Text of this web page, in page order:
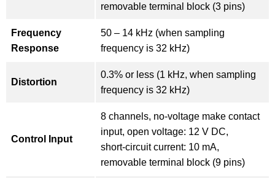
removable terminal block (3 pins)
Frequency
Response
50 – 14 kHz (when sampling
frequency is 32 kHz)
Distortion
0.3% or less (1 kHz, when sampling
frequency is 32 kHz)
Control Input
8 channels, no-voltage make contact
input, open voltage: 12 V DC,
short-circuit current: 10 mA,
removable terminal block (9 pins)